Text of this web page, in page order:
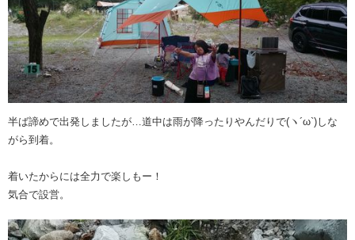
半ば諦めで出発しましたが…道中は雨が降ったりやんだりで(ヽ´ω`)しな
がら到着。
着いたからには全力で楽しもー！
気合で設営。